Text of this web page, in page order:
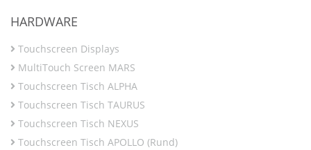
HARDWARE
Touchscreen Displays
MultiTouch Screen MARS
Touchscreen Tisch ALPHA
Touchscreen Tisch TAURUS
Touchscreen Tisch NEXUS
Touchscreen Tisch APOLLO (Rund)